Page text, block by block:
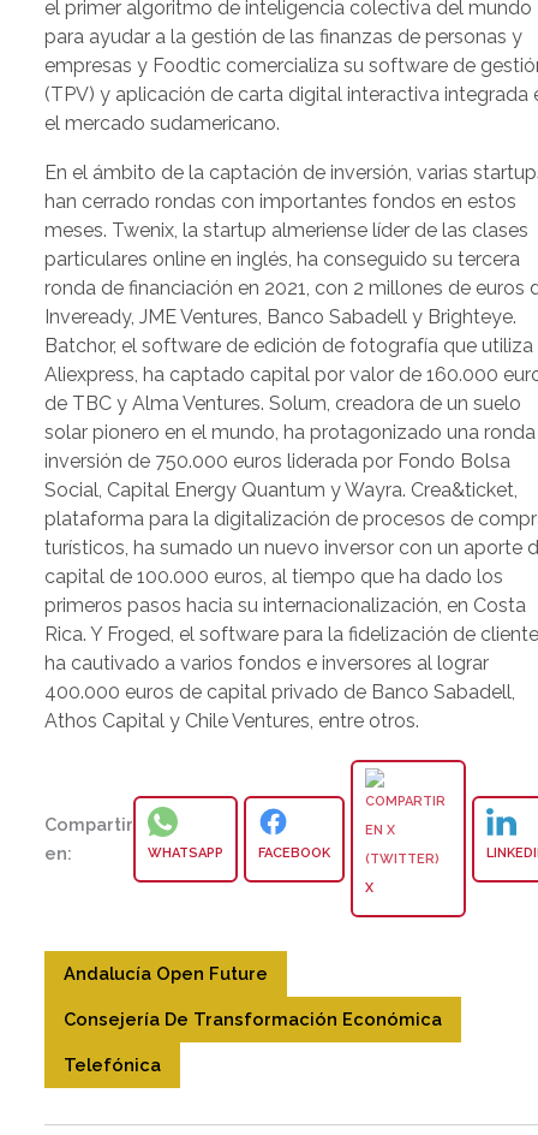
el primer algoritmo de inteligencia colectiva del mundo
para ayudar a la gestión de las finanzas de personas y
empresas y Foodtic comercializa su software de
(TPV) y aplicación de carta digital interactiva integrada
el mercado sudamericano.
En el ámbito de la captación de inversión, varias
han cerrado rondas con importantes fondos en estos
meses. Twenix, la startup almeriense líder de las clases
particulares online en inglés, ha conseguido su tercera
ronda de financiación en 2021, con 2 millones de euros
Inveready, JME Ventures, Banco Sabadell y Brighteye.
Batchor, el software de edición de fotografía que utiliza
Aliexpress, ha captado capital por valor de 160.000
de TBC y Alma Ventures. Solum, creadora de un suelo
solar pionero en el mundo, ha protagonizado una
inversión de 750.000 euros liderada por Fondo Bolsa
Social, Capital Energy Quantum y Wayra. Crea&ticket,
plataforma para la digitalización de procesos de
turísticos, ha sumado un nuevo inversor con un aporte
capital de 100.000 euros, al tiempo que ha dado los
primeros pasos hacia su internacionalización, en Costa
Rica. Y Froged, el software para la fidelización de
ha cautivado a varios fondos e inversores al lograr
400.000 euros de capital privado de Banco Sabadell,
Athos Capital y Chile Ventures, entre otros.
Compartir
en:
WHATSAPP FACEBOOK
X
Andalucía Open Future
Consejería De Transformación Económica
Telefónica